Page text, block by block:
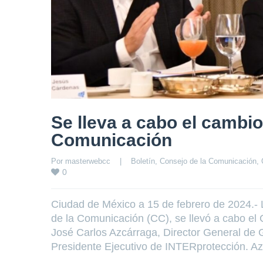
Se lleva a cabo el
Comunicación
Por masterwebcc Boletín, Consejo de la Comunicación,
0
Ciudad de México a 15 de febrero de
de la Comunicación (CC), se llevó a cabo
José Carlos Azcárraga, Director General de
Presidente Ejecutivo de INTERprotección.